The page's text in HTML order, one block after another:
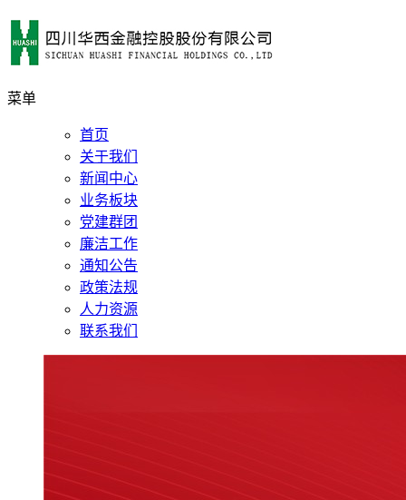
菜单
首页
关于我们
新闻中心
业务板块
党建群团
廉洁工作
通知公告
政策法规
人力资源
联系我们